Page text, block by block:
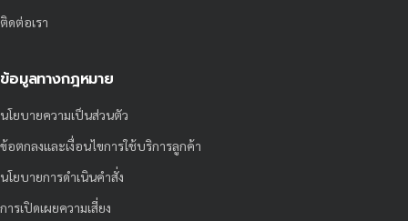
ติดต่อเรา
ข้อมูลทางกฎหมาย
นโยบายความเป็นส่วนตัว
ข้อตกลงและเงื่อนไขการใช้บริการลูกค้า
นโยบายการดำเนินคำสั่ง
การเปิดเผยความเสี่ยง